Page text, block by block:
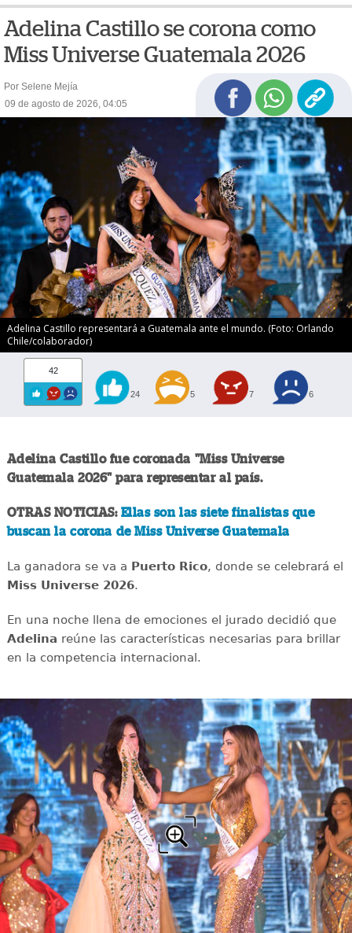
Adelina Castillo se corona como
Miss Universe Guatemala 2026
Por Selene Mejía
09 de agosto de 2026, 04:05
Adelina Castillo representará a Guatemala ante el mundo. (Foto: Orlando
Chile/colaborador)
42
24 5 7 6
Adelina Castillo fue coronada "Miss Universe
Guatemala 2026" para representar al país.
OTRAS NOTICIAS: Ellas son las siete finalistas que
buscan la corona de Miss Universe Guatemala
La ganadora se va a Puerto Rico, donde se celebrará el
Miss Universe 2026.
En una noche llena de emociones el jurado decidió que
Adelina reúne las características necesarias para brillar
en la competencia internacional.